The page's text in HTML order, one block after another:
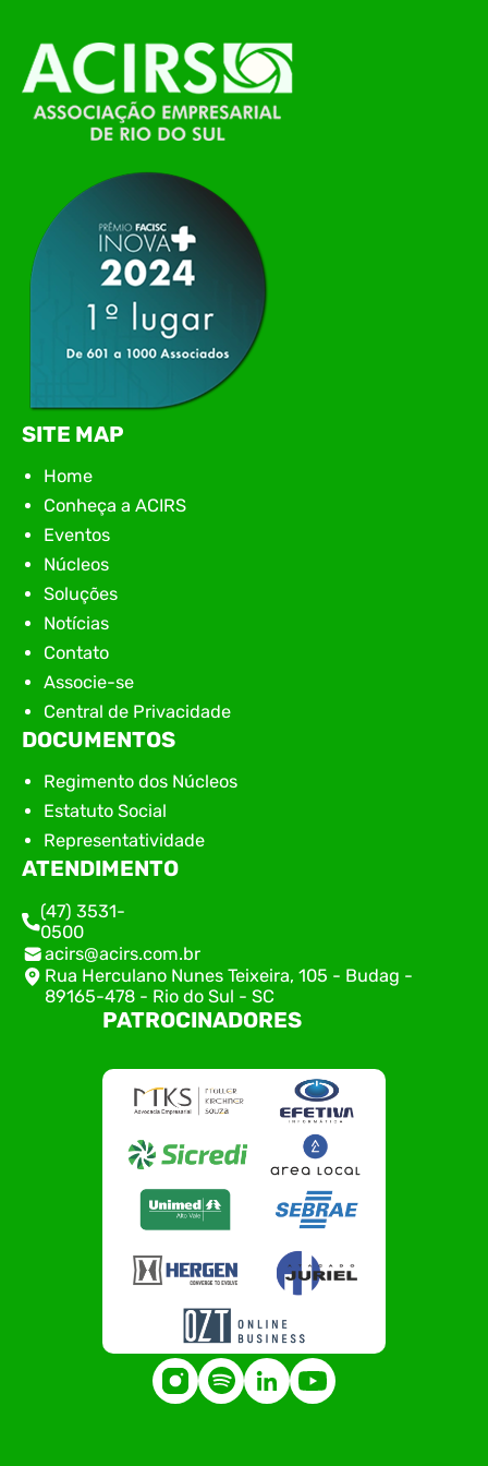
O Polo ACATE-ACIRS, por meio do NIAVI – Núcleo
de Tecnologia da Informação do Alto Vale do
Itajaí, realizou, no dia 21 de julho, o evento
Conexão Tech NIAVI, reunindo empresas de
tecnologia da região para uma noite de
apresentação de novas iniciativas para o setor. O
encontro aconteceu em Rio…
SITE MAP
Home
Conheça a ACIRS
Eventos
Núcleos
Soluções
Notícias
Contato
Associe-se
Central de Privacidade
DOCUMENTOS
Regimento dos Núcleos
Estatuto Social
Representatividade
ATENDIMENTO
(47) 3531-
0500
acirs@acirs.com.br
Rua Herculano Nunes Teixeira, 105 - Budag -
89165-478 - Rio do Sul - SC
PATROCINADORES